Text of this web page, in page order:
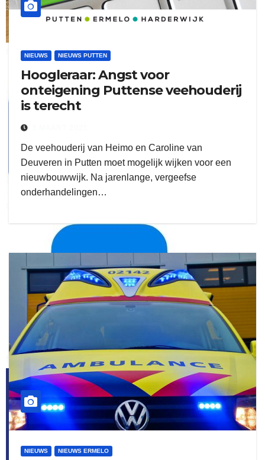
delangekortland
kleijer
ruitengaparket
flitsmeister
NIEUWS NIEUWS PUTTEN
Hoogleraar: Angst voor
onteigening Puttense veehouderij
is terecht
De veehouderij van Heimo en Caroline van
Deuveren in Putten moet mogelijk wijken voor een
nieuwbouwwijk. Na jarenlange, vergeefse
onderhandelingen…
NIEUWS NIEUWS ERMELO